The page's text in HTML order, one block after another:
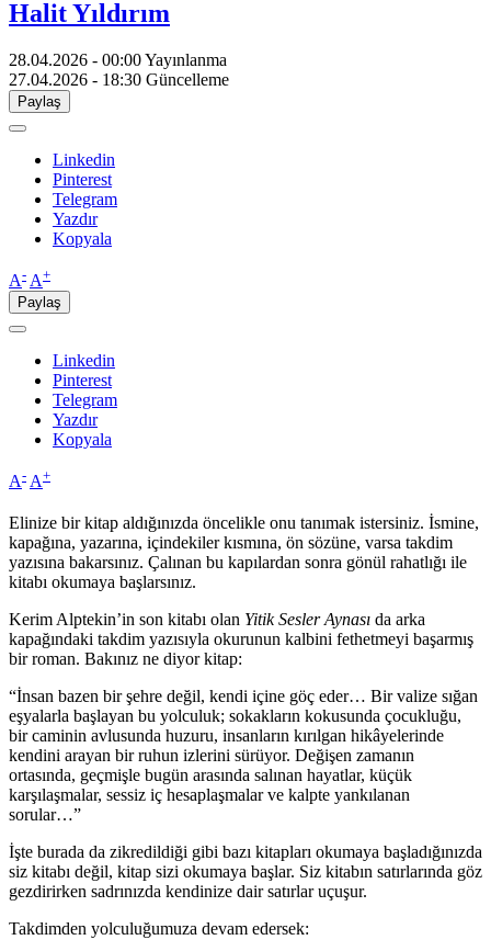
Halit Yıldırım
28.04.2026 - 00:00Yayınlanma
27.04.2026 - 18:30 Güncelleme
Paylaş
Linkedin
Pinterest
Telegram
Yazdır
Kopyala
A- A+
Paylaş
Linkedin
Pinterest
Telegram
Yazdır
Kopyala
A- A+
Elinize bir kitap aldığınızda öncelikle onu tanımak istersiniz. İsmine,
kapağına, yazarına, içindekiler kısmına, ön sözüne, varsa takdim
yazısına bakarsınız. Çalınan bu kapılardan sonra gönül rahatlığı ile
kitabı okumaya başlarsınız.
Kerim Alptekin’in son kitabı olan Yitik Sesler Aynası da arka
kapağındaki takdim yazısıyla okurunun kalbini fethetmeyi başarmış
bir roman. Bakınız ne diyor kitap:
“İnsan bazen bir şehre değil, kendi içine göç eder… Bir valize sığan
eşyalarla başlayan bu yolculuk; sokakların kokusunda çocukluğu,
bir caminin avlusunda huzuru, insanların kırılgan hikâyelerinde
kendini arayan bir ruhun izlerini sürüyor. Değişen zamanın
ortasında, geçmişle bugün arasında salınan hayatlar, küçük
karşılaşmalar, sessiz iç hesaplaşmalar ve kalpte yankılanan
sorular…”
İşte burada da zikredildiği gibi bazı kitapları okumaya başladığınızda
siz kitabı değil, kitap sizi okumaya başlar. Siz kitabın satırlarında göz
gezdirirken sadrınızda kendinize dair satırlar uçuşur.
Takdimden yolculuğumuza devam edersek: